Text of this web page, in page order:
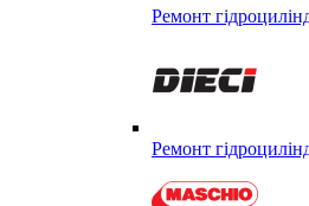
Ремонт
Ремонт